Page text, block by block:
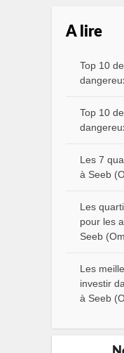
A lire
Top 10
Top 10
Les 7
à Seeb
Les
pour les
Seeb
Les
investir
à Seeb